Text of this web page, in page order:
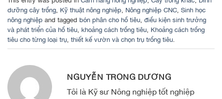
dưỡng cây trồng Kỹ thuật nông nghiệp Nông nghiệp CNC Sinh học
nông nghiệp and tagged bón phân cho hồ tiêu điều kiện sinh trưởng
và phát triển của hồ tiêu khoảng cách trồng tiêu Khoảng cách trồng
tiêu cho từng loại trụ thiết kế vườn và chọn trụ trồng tiêu
NGUYỄN TRỌNG DƯƠNG
Tôi là Kỹ sư Nông nghiệp tốt nghiệp